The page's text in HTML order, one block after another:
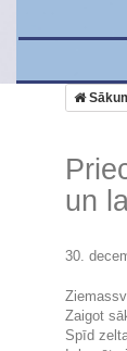
un
30.
Zaigot
Spīd